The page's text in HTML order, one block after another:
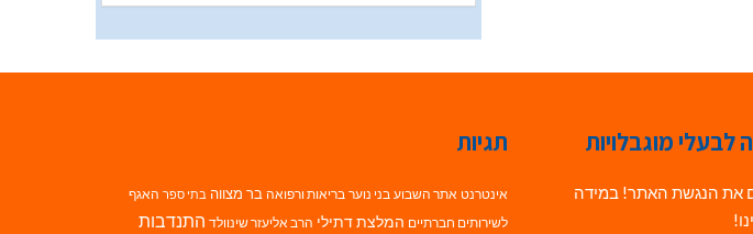
מוגבלויות
את הנגשת האתר! במידה
תגיות
אינטרנט אתר השבוע בני נוער בריאות ורפואה בר מצווה בתי ספר האגף
לשירותים חברתיים המלצת דתילי הרב אליעזר שינוולד התנדבות